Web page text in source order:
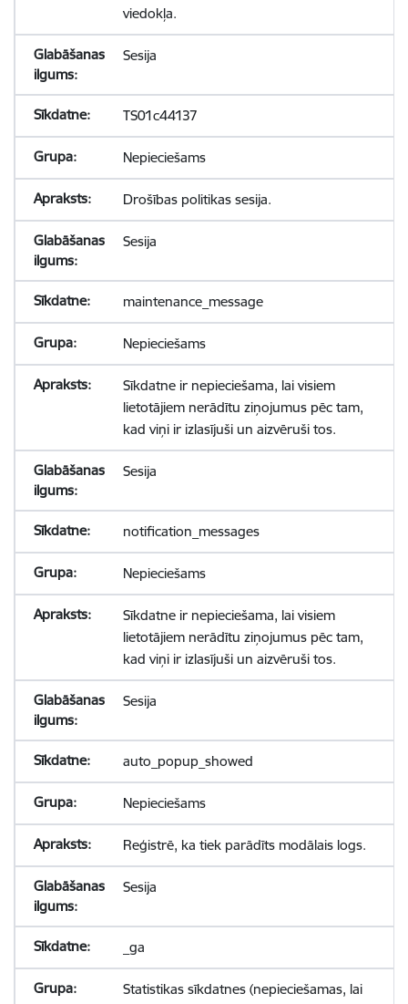
viedokļa.
Sesija
TS01c44137
Nepieciešams
Drošības politikas sesija.
Sesija
maintenance_message
Nepieciešams
Sīkdatne ir nepieciešama, lai visiem
lietotājiem nerādītu ziņojumus pēc tam,
kad viņi ir izlasījuši un aizvēruši tos.
Sesija
notification_messages
Nepieciešams
Sīkdatne ir nepieciešama, lai visiem
lietotājiem nerādītu ziņojumus pēc tam,
kad viņi ir izlasījuši un aizvēruši tos.
Sesija
auto_popup_showed
Nepieciešams
Reģistrē, ka tiek parādīts modālais logs.
Sesija
_ga
Statistikas sīkdatnes (nepieciešamas, lai